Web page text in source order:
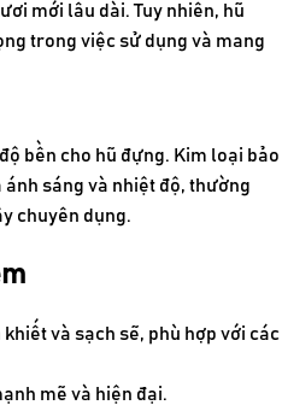
mới lâu dài. Tuy nhiên, hũ
trong việc sử dụng và mang
bền cho hũ đựng. Kim loại bảo
sáng và nhiệt độ, thường
chuyên dụng.
và sạch sẽ, phù hợp với các
mẽ và hiện đại.